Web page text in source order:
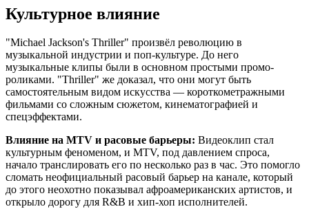
Культурное влияние
"Michael Jackson's Thriller" произвёл революцию в
музыкальной индустрии и поп-культуре. До него
музыкальные клипы были в основном простыми промо-
роликами. "Thriller" же доказал, что они могут быть
самостоятельным видом искусства — короткометражными
фильмами со сложным сюжетом, кинематографией и
спецэффектами.
Влияние на MTV и расовые барьеры: Видеоклип стал
культурным феноменом, и MTV, под давлением спроса,
начало транслировать его по несколько раз в час. Это помогло
сломать неофициальный расовый барьер на канале, который
до этого неохотно показывал афроамериканских артистов, и
открыло дорогу для R&B и хип-хоп исполнителей.